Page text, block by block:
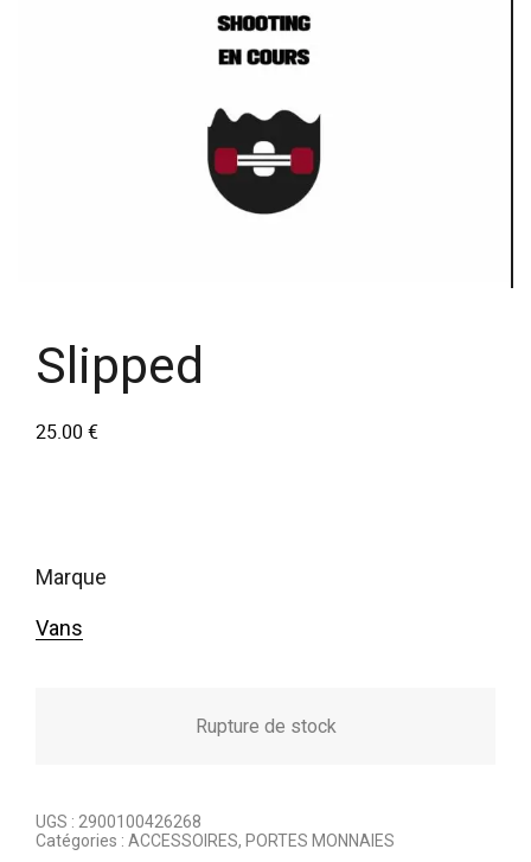
Slipped
25.00 €
marque
Vans
Rupture de stock
UGS : 2900100426268
Catégories : ACCESSOIRES, PORTES MONNAIES